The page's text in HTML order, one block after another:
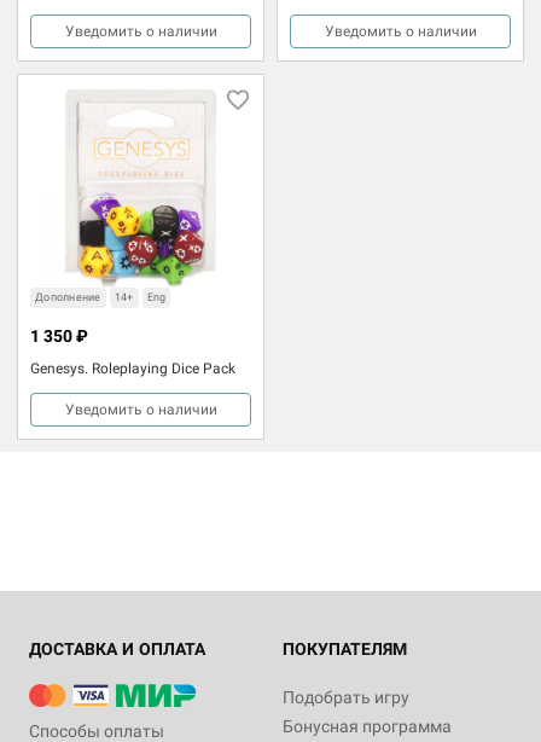
Уведомить о наличии Уведомить о наличии
Дополнение 14+ Eng
Genesys. Roleplaying Dice Pack
1 350 ₽
Уведомить о наличии
ДОСТАВКА И ОПЛАТА
Способы оплаты
ПОКУПАТЕЛЯМ
Подобрать игру
Бонусная программа